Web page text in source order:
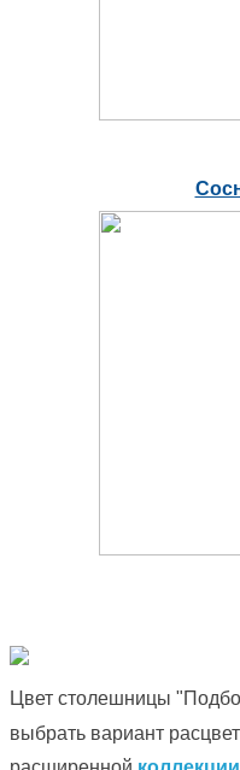
Цвет столешницы
выбрать вариант